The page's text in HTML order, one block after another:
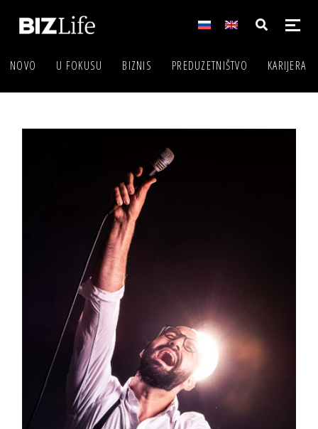
NOVO U FOKUSU BIZNIS PREDUZETNIŠTVO KARIJERA